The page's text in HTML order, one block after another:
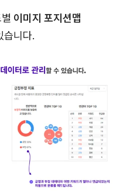
이미지 포지션맵
습니다.